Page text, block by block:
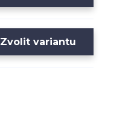
Zvolit variantu